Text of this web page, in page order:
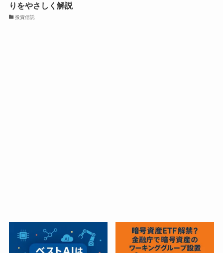
りをやさしく解説
投資信託